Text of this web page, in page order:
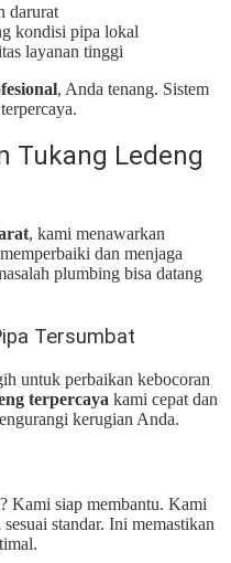
darurat
kondisi pipa lokal
layanan tinggi
, Anda tenang. Sistem
Tukang Ledeng
, kami menawarkan
dan menjaga
plumbing bisa datang
Tersumbat
untuk perbaikan kebocoran
terpercaya kami cepat dan
kerugian Anda.
Kami siap membantu. Kami
standar. Ini memastikan